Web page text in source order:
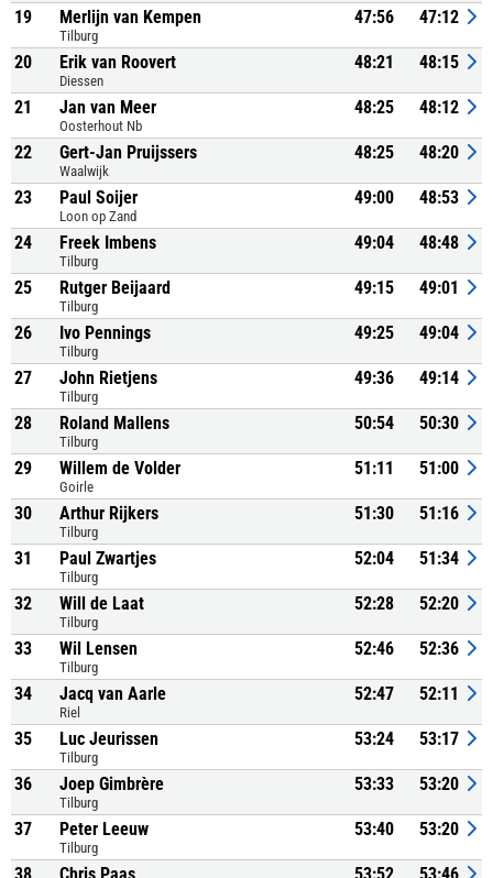
19 Merlijn van Kempen
Tilburg
47:56 47:12
20 Erik van Roovert
Diessen
48:21 48:15
21 Jan van Meer
Oosterhout Nb
48:25 48:12
22 Gert-Jan Pruijssers
Waalwijk
48:25 48:20
23 Paul Soijer
Loon op Zand
49:00 48:53
24 Freek Imbens
Tilburg
49:04 48:48
25 Rutger Beijaard
Tilburg
49:15 49:01
26 Ivo Pennings
Tilburg
49:25 49:04
27 John Rietjens
Tilburg
49:36 49:14
28 Roland Mallens
Tilburg
50:54 50:30
29 Willem de Volder
Goirle
51:11 51:00
30 Arthur Rijkers
Tilburg
51:30 51:16
31 Paul Zwartjes
Tilburg
52:04 51:34
32 Will de Laat
Tilburg
52:28 52:20
33 Wil Lensen
Tilburg
52:46 52:36
34 Jacq van Aarle
Riel
52:47 52:11
35 Luc Jeurissen
Tilburg
53:24 53:17
36 Joep Gimbrère
Tilburg
53:33 53:20
37 Peter Leeuw
Tilburg
53:40 53:20